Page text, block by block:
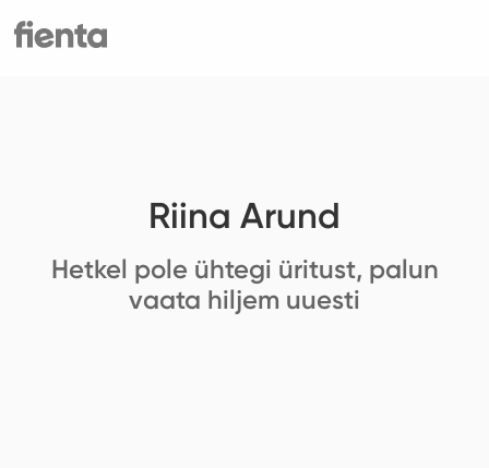
Riina Arund
Hetkel pole ühtegi üritust, palun
vaata hiljem uuesti